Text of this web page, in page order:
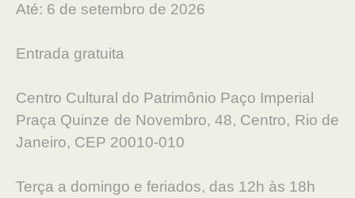
Até: 6 de setembro de 2026
Entrada gratuita
Centro Cultural do Patrimônio Paço Imperial
Praça Quinze de Novembro, 48, Centro, Rio de
Janeiro, CEP 20010-010
Terça a domingo e feriados, das 12h às 18h